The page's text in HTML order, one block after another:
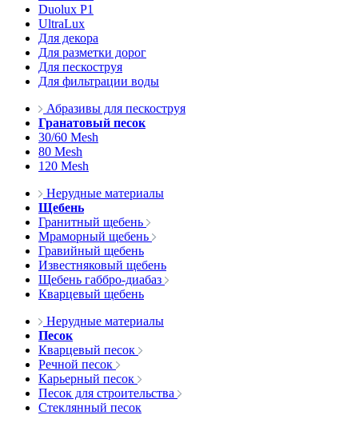
Duolux P1
UltraLux
Для декора
Для разметки дорог
Для пескоструя
Для фильтрации воды
Абразивы для пескоструя
Гранатовый песок
30/60 Mesh
80 Mesh
120 Mesh
Нерудные материалы
Щебень
Гранитный щебень
Мраморный щебень
Гравийный щебень
Известняковый щебень
Щебень габбро-диабаз
Кварцевый щебень
Нерудные материалы
Песок
Кварцевый песок
Речной песок
Карьерный песок
Песок для строительства
Стеклянный песок